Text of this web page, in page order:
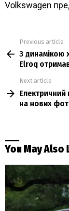
Volkswagen
more
Previous article
З динамікою
Elroq
Next article
Електричний
на нових
You May Also